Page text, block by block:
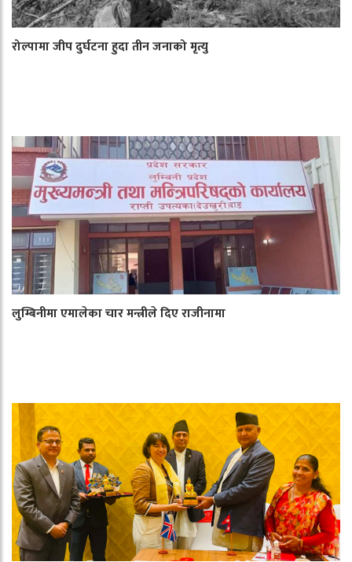
रोल्पामा जीप दुर्घटना हुदा तीन जनाको मृत्यु
लुम्बिनीमा एमालेका चार मन्त्रीले दिए राजीनामा